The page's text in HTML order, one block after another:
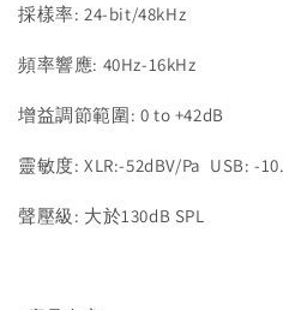
採樣率: 24-bit/48kHz
頻率響應: 40Hz-16kHz
增益調節範圍: 0 to +42dB
靈敏度: XLR:-52dBV/Pa USB: -
聲壓級: 大於130dB SPL